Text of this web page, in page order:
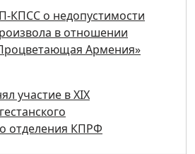
КПСС о недопустимости
в отношении
Армения»
участие в ХIХ
отделения КПРФ